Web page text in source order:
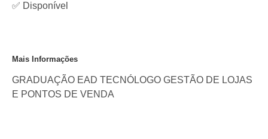
✅ Disponível
Mais Informações
GRADUAÇÃO EAD TECNÓLOGO GESTÃO DE LOJAS
E PONTOS DE VENDA